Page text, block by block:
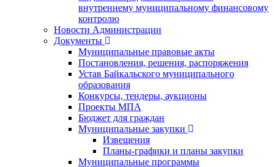
внутреннему муниципальному финансовому
контролю
Новости Администрации
Документы
Муниципальные правовые акты
Постановления, решения, распоряжения
Устав Байкальского муниципального
образования
Конкурсы, тендеры, аукционы
Проекты МПА
Бюджет для граждан
Муниципальные закупки
Извещения
Планы-графики и планы закупки
Муниципальные программы